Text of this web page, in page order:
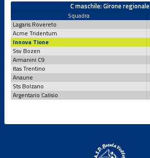
C maschile: Girone regionale
Squadra
Lagaris Rovereto
Acme Tridentum
Innova Tione
Ssv Bozen
Armanini C9
Itas Trentino
Anaune
Sts Bolzano
Argentario Calisio